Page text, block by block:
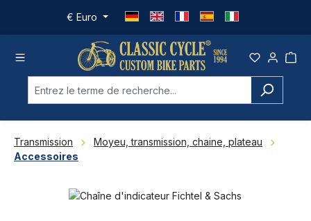
Passer au contenu principal
€ Euro
Transmission
Moyeu, transmission, chaine, plateau
Accessoires
Ignorer la galerie d'images